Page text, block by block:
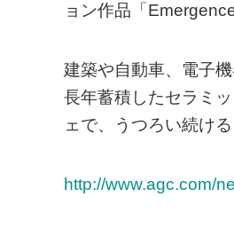
ョン作品「
建築や自動車、電子
長年蓄積したセラミ
ェで、うつろい続け
http://www.agc.com/